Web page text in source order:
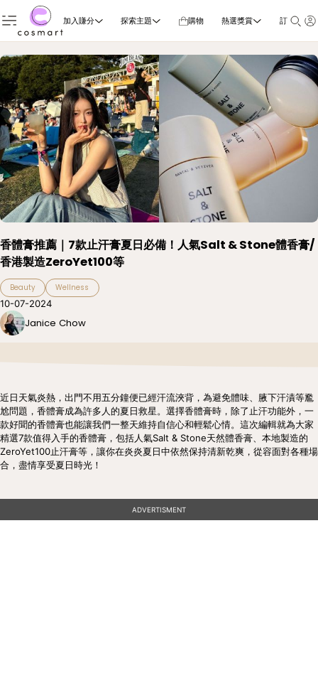
加入賺分 探索主題 購物 熱選獎賞 訂閱雜誌
香體膏推薦｜7款止汗膏夏日必備！人氣Salt & Stone體香膏/
香港製造ZeroYet100等
Beauty Wellness
10-07-2024
Janice Chow
近日天氣炎熱，出門不用五分鐘便已經汗流浹背，為避免體味、腋下汗漬等尷
尬問題，香體膏成為許多人的夏日救星。選擇香體膏時，除了止汗功能外，一
款好聞的香體膏也能讓我們一整天維持自信心和輕鬆心情。這次編輯就為大家
精選7款值得入手的香體膏，包括人氣Salt & Stone天然體香膏、本地製造的
ZeroYet100止汗膏等，讓你在炎炎夏日中依然保持清新乾爽，從容面對各種場
合，盡情享受夏日時光！
ADVERTISMENT